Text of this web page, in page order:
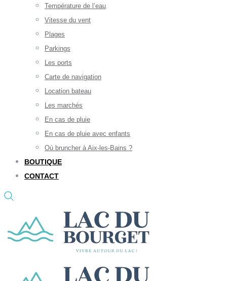
Température de l’eau
Vitesse du vent
Plages
Parkings
Les ports
Carte de navigation
Location bateau
Les marchés
En cas de pluie
En cas de pluie avec enfants
Où bruncher à Aix-les-Bains ?
BOUTIQUE
CONTACT